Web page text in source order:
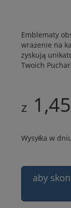
Emblematy
wrażenie na
zyskują
Twoich
z
Wysyłka w
aby